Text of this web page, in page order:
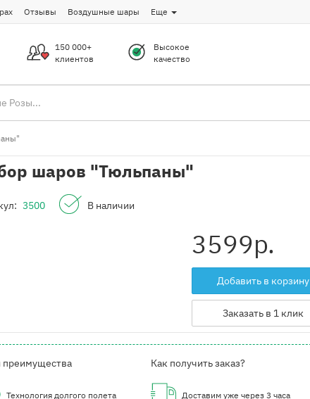
Отзывы Воздушные шары Еще
150 000+
клиентов
Высокое
качество
шаров "Тюльпаны"
3500 В наличии
3599р.
Добавить в корзину
Заказать в 1 клик
Технология долгого полета
Как получить заказ?
Доставим уже через 3 часа